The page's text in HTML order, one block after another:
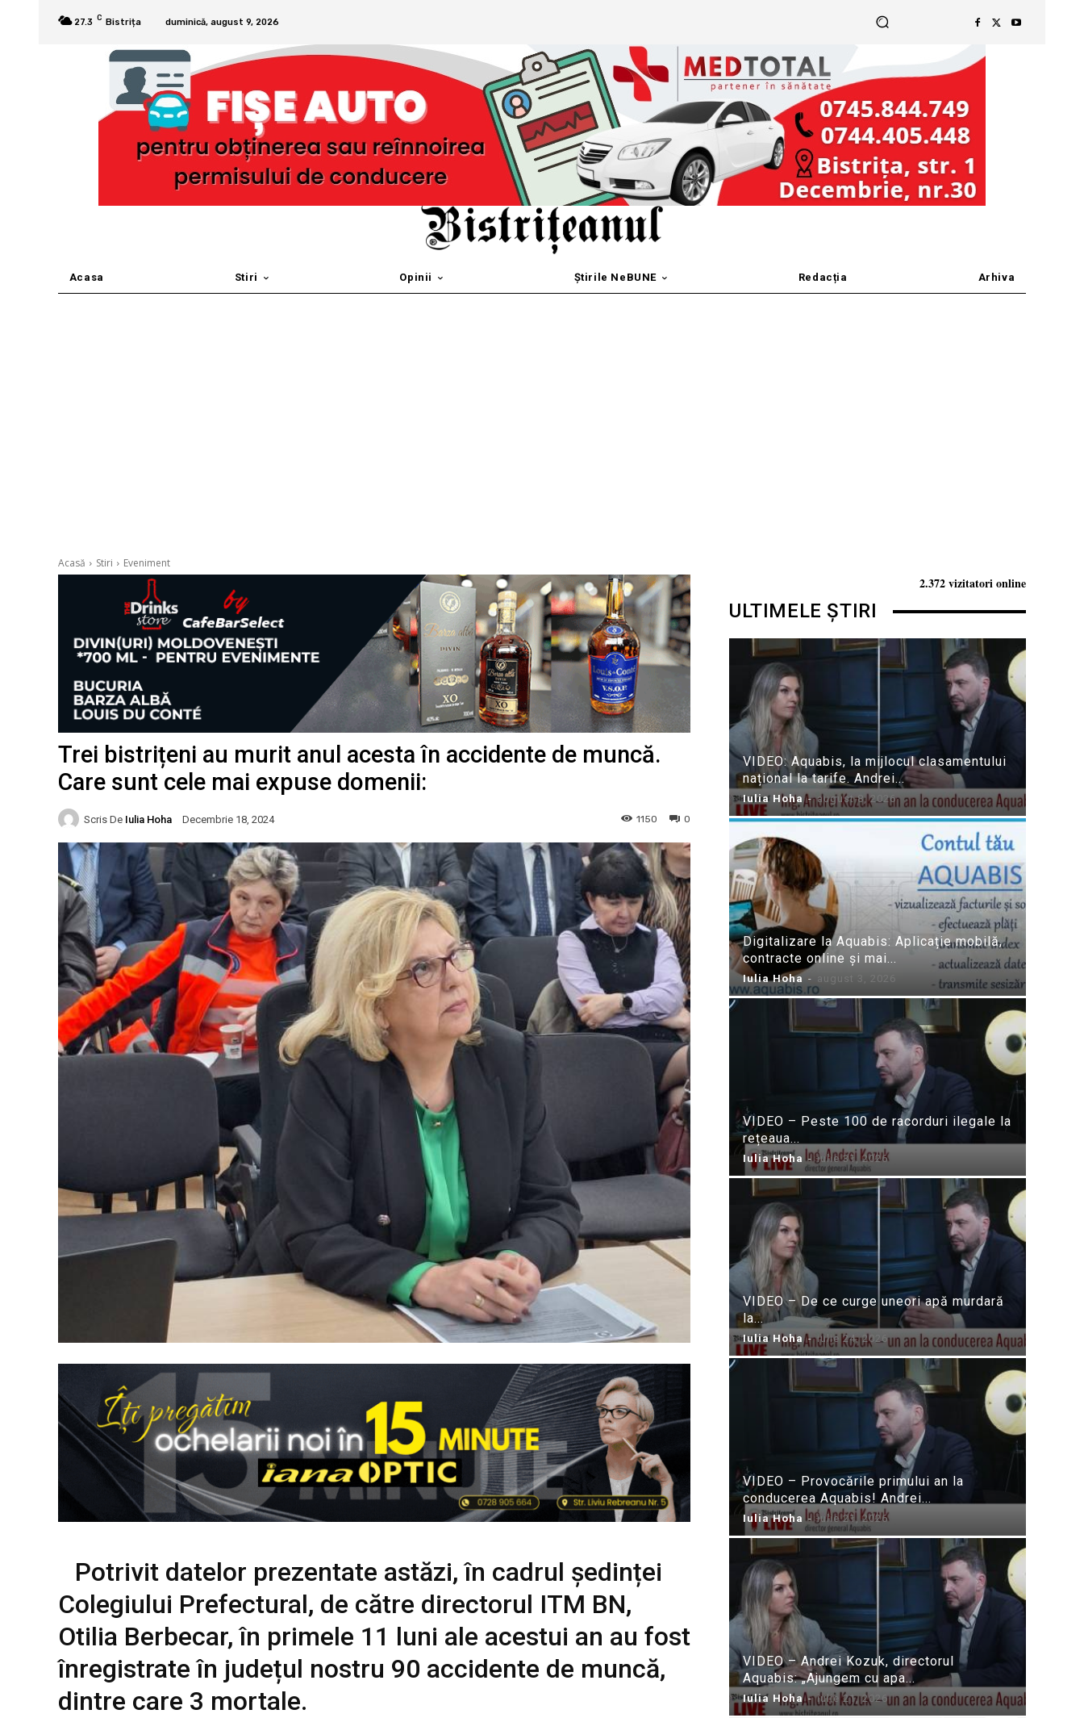
27.3 C Bistrița duminică, august 9, 2026
Acasa Stiri Opinii Știrile NeBUNE Redacția Arhiva
Acasă Stiri Eveniment
Trei bistrițeni au murit anul acesta în accidente de muncă.
Care sunt cele mai expuse domenii:
Scris De Iulia Hoha Decembrie 18, 2024 0
1150
Potrivit datelor prezentate astăzi, în cadrul ședinței
Colegiului Prefectural, de către directorul ITM BN,
Otilia Berbecar, în primele 11 luni ale acestui an au fost
înregistrate în județul nostru 90 accidente de muncă,
dintre care 3 mortale.
2.372 vizitatori online
ULTIMELE ȘTIRI
VIDEO: Aquabis, la mijlocul clasamentului
național la tarife. Andrei...
Iulia Hoha - august 8, 2026
Digitalizare la Aquabis: Aplicație mobilă,
contracte online și mai...
Iulia Hoha - august 3, 2026
VIDEO – Peste 100 de racorduri ilegale la
rețeaua...
Iulia Hoha - iulie 31, 2026
VIDEO – De ce curge uneori apă murdară
la...
Iulia Hoha - iulie 24, 2026
VIDEO – Provocările primului an la
conducerea Aquabis! Andrei...
Iulia Hoha - iulie 21, 2026
VIDEO – Andrei Kozuk, directorul
Aquabis: „Ajungem cu apa...
Iulia Hoha - iulie 21, 2026